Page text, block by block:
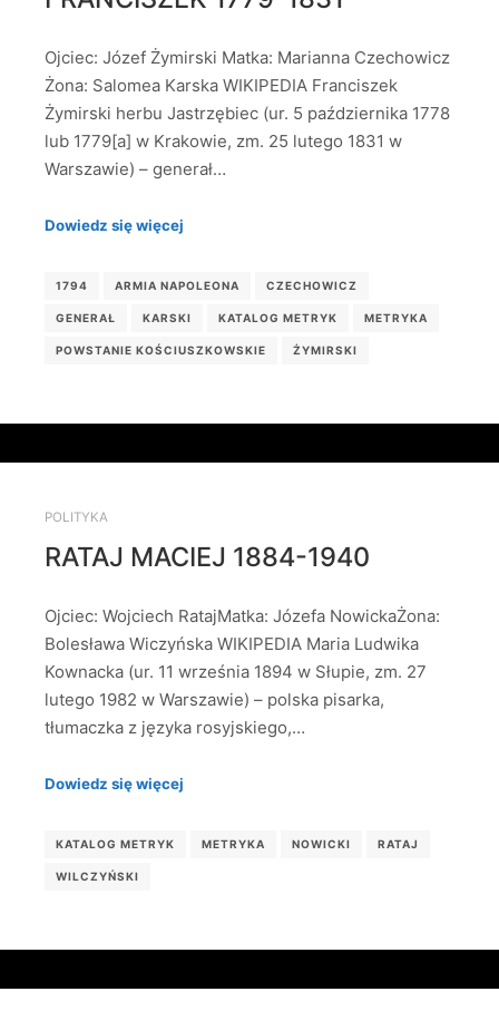
Ojciec: Józef Żymirski Matka: Marianna Czechowicz
Żona: Salomea Karska WIKIPEDIA Franciszek
Żymirski herbu Jastrzębiec (ur. 5 października 1778
lub 1779[a] w Krakowie, zm. 25 lutego 1831 w
Warszawie) – generał…
Dowiedz się więcej
1794 ARMIA NAPOLEONA CZECHOWICZ
GENERAŁ KARSKI KATALOG METRYK METRYKA
POWSTANIE KOŚCIUSZKOWSKIE ŻYMIRSKI
POLITYKA
RATAJ MACIEJ 1884-1940
Ojciec: Wojciech RatajMatka: Józefa NowickaŻona:
Bolesława Wiczyńska WIKIPEDIA Maria Ludwika
Kownacka (ur. 11 września 1894 w Słupie, zm. 27
lutego 1982 w Warszawie) – polska pisarka,
tłumaczka z języka rosyjskiego,…
Dowiedz się więcej
KATALOG METRYK METRYKA NOWICKI RATAJ
WILCZYŃSKI